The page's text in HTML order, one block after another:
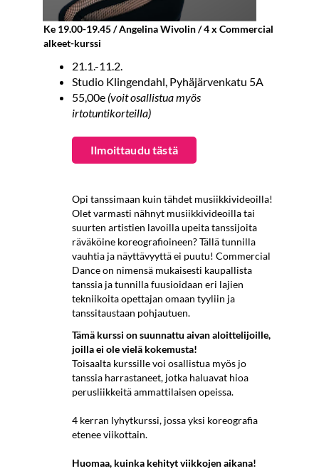
Ke 19.00-19.45 / Angelina Wivolin / 4 x Commercial
alkeet-kurssi
21.1.-11.2.
Studio Klingendahl, Pyhäjärvenkatu 5A
55,00e (voit osallistua myös
irtotuntikorteilla)
​​​​​​​Ilmoittaudu tästä
Opi tanssimaan kuin tähdet musiikkivideoilla!
Olet varmasti nähnyt musiikkivideoilla tai
suurten artistien lavoilla upeita tanssijoita
räväköine koreografioineen? Tällä tunnilla
vauhtia ja näyttävyyttä ei puutu! Commercial
Dance on nimensä mukaisesti kaupallista
tanssia ja tunnilla fuusioidaan eri lajien
tekniikoita opettajan omaan tyyliin ja
tanssitaustaan pohjautuen.
Tämä kurssi on suunnattu aivan aloittelijoille,
joilla ei ole vielä kokemusta!
Toisaalta kurssille voi osallistua myös jo
tanssia harrastaneet, jotka haluavat hioa
perusliikkeitä ammattilaisen opeissa.
4 kerran lyhytkurssi, jossa yksi koreografia
etenee viikottain.
Huomaa, kuinka kehityt viikkojen aikana!